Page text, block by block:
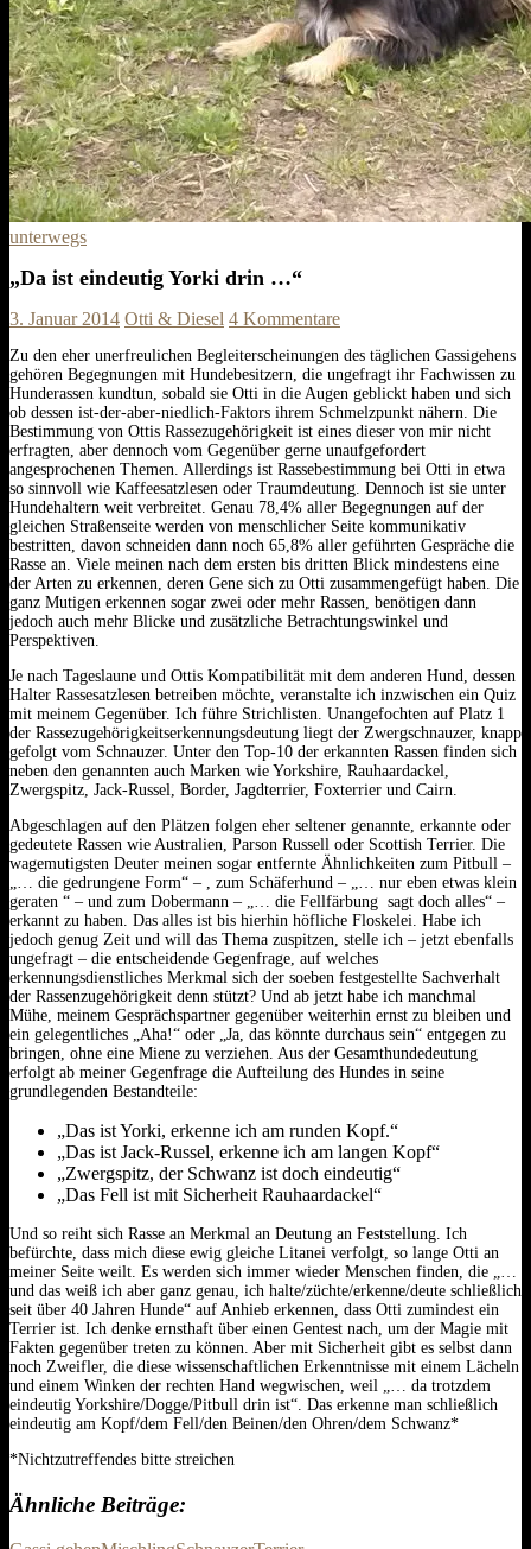
unterwegs
„Da ist eindeutig Yorki drin …“
3. Januar 2014 Otti & Diesel 4 Kommentare
Zu den eher unerfreulichen Begleiterscheinungen des täglichen Gassigehens
gehören Begegnungen mit Hundebesitzern, die ungefragt ihr Fachwissen zu
Hunderassen kundtun, sobald sie Otti in die Augen geblickt haben und sich
ob dessen ist-der-aber-niedlich-Faktors ihrem Schmelzpunkt nähern. Die
Bestimmung von Ottis Rassezugehörigkeit ist eines dieser von mir nicht
erfragten, aber dennoch vom Gegenüber gerne unaufgefordert
angesprochenen Themen. Allerdings ist Rassebestimmung bei Otti in etwa
so sinnvoll wie Kaffeesatzlesen oder Traumdeutung. Dennoch ist sie unter
Hundehaltern weit verbreitet. Genau 78,4% aller Begegnungen auf der
gleichen Straßenseite werden von menschlicher Seite kommunikativ
bestritten, davon schneiden dann noch 65,8% aller geführten Gespräche die
Rasse an. Viele meinen nach dem ersten bis dritten Blick mindestens eine
der Arten zu erkennen, deren Gene sich zu Otti zusammengefügt haben. Die
ganz Mutigen erkennen sogar zwei oder mehr Rassen, benötigen dann
jedoch auch mehr Blicke und zusätzliche Betrachtungswinkel und
Perspektiven.
Je nach Tageslaune und Ottis Kompatibilität mit dem anderen Hund, dessen
Halter Rassesatzlesen betreiben möchte, veranstalte ich inzwischen ein Quiz
mit meinem Gegenüber. Ich führe Strichlisten. Unangefochten auf Platz 1
der Rassezugehörigkeitserkennungsdeutung liegt der Zwergschnauzer, knapp
gefolgt vom Schnauzer. Unter den Top-10 der erkannten Rassen finden sich
neben den genannten auch Marken wie Yorkshire, Rauhaardackel,
Zwergspitz, Jack-Russel, Border, Jagdterrier, Foxterrier und Cairn.
Abgeschlagen auf den Plätzen folgen eher seltener genannte, erkannte oder
gedeutete Rassen wie Australien, Parson Russell oder Scottish Terrier. Die
wagemutigsten Deuter meinen sogar entfernte Ähnlichkeiten zum Pitbull –
„… die gedrungene Form“ – , zum Schäferhund – „… nur eben etwas klein
geraten “ – und zum Dobermann – „… die Fellfärbung sagt doch alles“ –
erkannt zu haben. Das alles ist bis hierhin höfliche Floskelei. Habe ich
jedoch genug Zeit und will das Thema zuspitzen, stelle ich – jetzt ebenfalls
ungefragt – die entscheidende Gegenfrage, auf welches
erkennungsdienstliches Merkmal sich der soeben festgestellte Sachverhalt
der Rassenzugehörigkeit denn stützt? Und ab jetzt habe ich manchmal
Mühe, meinem Gesprächspartner gegenüber weiterhin ernst zu bleiben und
ein gelegentliches „Aha!“ oder „Ja, das könnte durchaus sein“ entgegen zu
bringen, ohne eine Miene zu verziehen. Aus der Gesamthundedeutung
erfolgt ab meiner Gegenfrage die Aufteilung des Hundes in seine
grundlegenden Bestandteile:
„Das ist Yorki, erkenne ich am runden Kopf.“
„Das ist Jack-Russel, erkenne ich am langen Kopf“
„Zwergspitz, der Schwanz ist doch eindeutig“
„Das Fell ist mit Sicherheit Rauhaardackel“
Und so reiht sich Rasse an Merkmal an Deutung an Feststellung. Ich
befürchte, dass mich diese ewig gleiche Litanei verfolgt, so lange Otti an
meiner Seite weilt. Es werden sich immer wieder Menschen finden, die „…
und das weiß ich aber ganz genau, ich halte/züchte/erkenne/deute schließlich
seit über 40 Jahren Hunde“ auf Anhieb erkennen, dass Otti zumindest ein
Terrier ist. Ich denke ernsthaft über einen Gentest nach, um der Magie mit
Fakten gegenüber treten zu können. Aber mit Sicherheit gibt es selbst dann
noch Zweifler, die diese wissenschaftlichen Erkenntnisse mit einem Lächeln
und einem Winken der rechten Hand wegwischen, weil „… da trotzdem
eindeutig Yorkshire/Dogge/Pitbull drin ist“. Das erkenne man schließlich
eindeutig am Kopf/dem Fell/den Beinen/den Ohren/dem Schwanz*
*Nichtzutreffendes bitte streichen
Ähnliche Beiträge